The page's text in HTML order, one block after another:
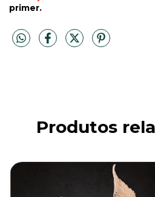
primer.
Produtos